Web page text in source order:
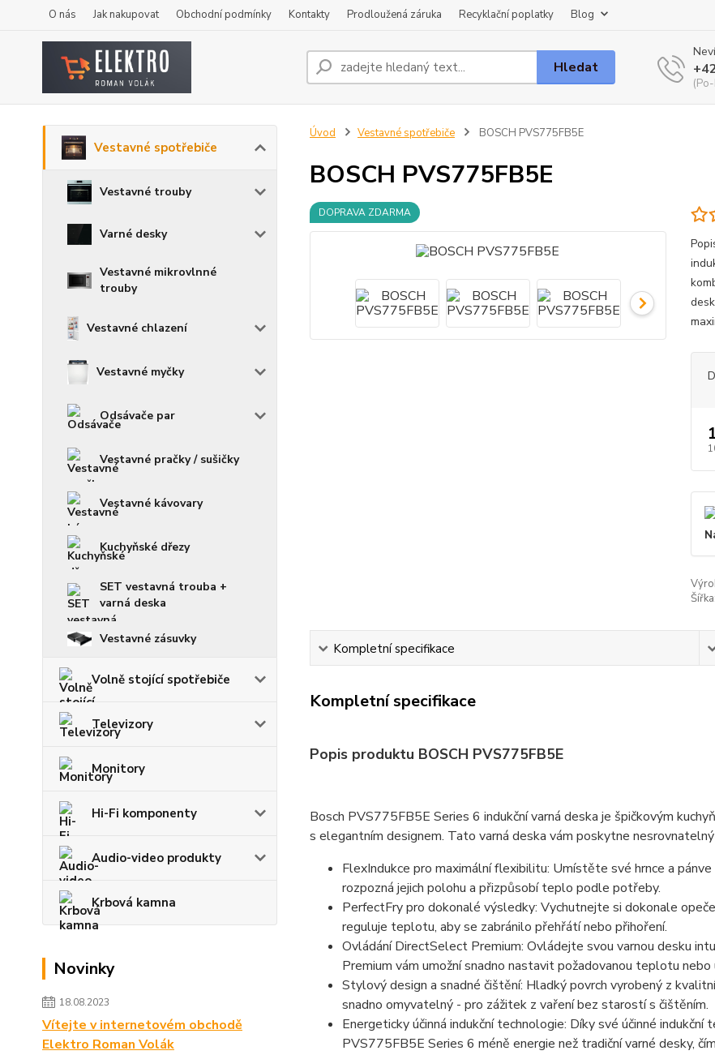
O nás Jak nakupovat Obchodní podmínky Kontakty Prodloužená záruka Recyklační poplatky Blog
Hledat
Vestavné spotřebiče
Vestavné trouby
Varné desky
Vestavné mikrovlnné
trouby
Vestavné chlazení
Vestavné myčky
Odsávače par
Vestavné pračky / sušičky
Vestavné kávovary
Kuchyňské dřezy
SET vestavná trouba +
varná deska
Vestavné zásuvky
Volně stojící spotřebiče
Televizory
Monitory
Hi-Fi komponenty
Audio-video produkty
Krbová kamna
Novinky
18.08.2023
Vítejte v internetovém obchodě
Elektro Roman Volák
Úvod Vestavné spotřebiče BOSCH PVS775FB5E
BOSCH PVS775FB5E
DOPRAVA ZDARMA
Šířka:
Kompletní specifikace
Kompletní specifikace
Popis produktu BOSCH PVS775FB5E
Bosch PVS775FB5E Series 6 indukční varná deska je špičkovým
s elegantním designem. Tato varná deska vám poskytne
FlexIndukce pro maximální flexibilitu: Umístěte své hrnce a
rozpozná jejich polohu a přizpůsobí teplo podle potřeby.
PerfectFry pro dokonalé výsledky: Vychutnejte si dokonale
reguluje teplotu, aby se zabránilo přehřátí nebo přihoření.
Ovládání DirectSelect Premium: Ovládejte svou varnou desku
Premium vám umožní snadno nastavit požadovanou teplotu nebo
Stylový design a snadné čištění: Hladký povrch vyrobený z
snadno omyvatelný - pro zážitek z vaření bez starostí s čištěním.
Energeticky účinná indukční technologie: Díky své účinné
PVS775FB5E Series 6 méně energie než tradiční varné desky,